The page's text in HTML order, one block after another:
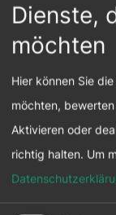
Dienste,
möchten
Hier können Sie
möchten,
Aktivieren oder
richtig halten. Um